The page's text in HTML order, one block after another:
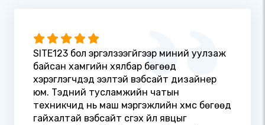
SITE123 бол эргэлзээгүйгээр миний уулзаж
байсан хамгийн хялбар бөгөөд
хэрэглэгчдэд ээлтэй вэбсайт дизайнер
юм. Тэдний тусламжийн чатын
техникчид нь маш мэргэжлийн хүмүүс бөгөөд
гайхалтай вэбсайт үүсгэх үйл явцыг